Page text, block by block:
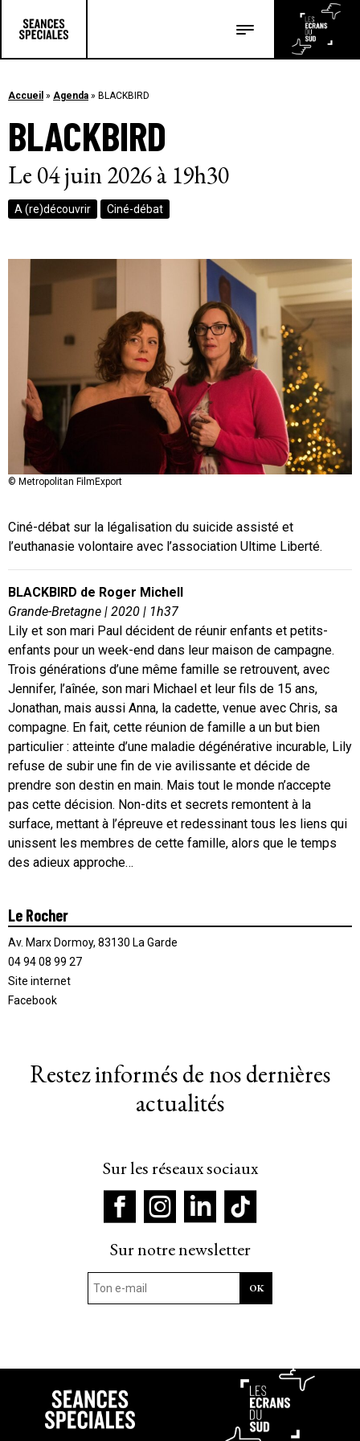
Les articles
Accueil » Agenda » BLACKBIRD
BLACKBIRD
Le 04 juin 2026 à 19h30
A (re)découvrir Ciné-débat
© Metropolitan FilmExport
Ciné-débat sur la légalisation du suicide assisté et
l’euthanasie volontaire avec l’association Ultime Liberté.
BLACKBIRD de Roger Michell
Grande-Bretagne | 2020 | 1h37
Lily et son mari Paul décident de réunir enfants et petits-
enfants pour un week-end dans leur maison de campagne.
Trois générations d’une même famille se retrouvent, avec
Jennifer, l’aînée, son mari Michael et leur fils de 15 ans,
Jonathan, mais aussi Anna, la cadette, venue avec Chris, sa
compagne. En fait, cette réunion de famille a un but bien
particulier : atteinte d’une maladie dégénérative incurable, Lily
refuse de subir une fin de vie avilissante et décide de
prendre son destin en main. Mais tout le monde n’accepte
pas cette décision. Non-dits et secrets remontent à la
surface, mettant à l’épreuve et redessinant tous les liens qui
unissent les membres de cette famille, alors que le temps
des adieux approche…
Le Rocher
Av. Marx Dormoy, 83130 La Garde
04 94 08 99 27
Site internet
Facebook
Restez informés de nos dernières
actualités
Sur les réseaux sociaux
Sur notre newsletter